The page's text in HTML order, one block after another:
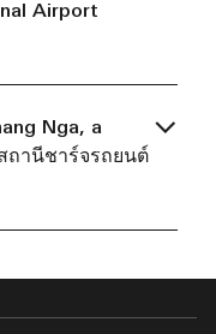
Airport
Nga, a
านีชาร์จรถยนต์